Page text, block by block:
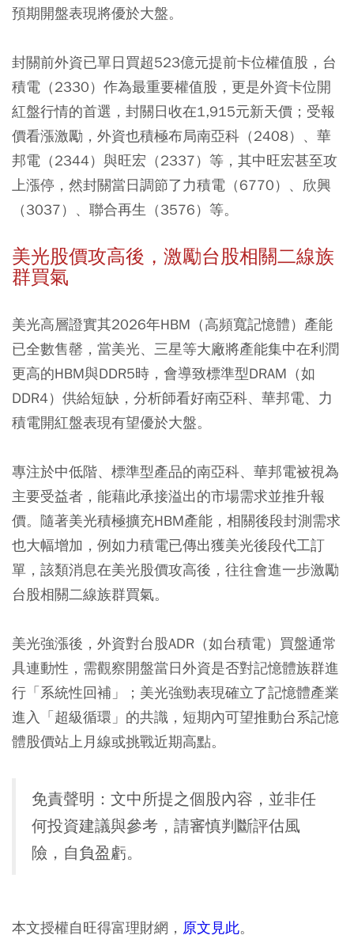
預期開盤表現將優於大盤。
封關前外資已單日買超523億元提前卡位權值股，台
積電（2330）作為最重要權值股，更是外資卡位開
紅盤行情的首選，封關日收在1,915元新天價；受報
價看漲激勵，外資也積極布局南亞科（2408）、華
邦電（2344）與旺宏（2337）等，其中旺宏甚至攻
上漲停，然封關當日調節了力積電（6770）、欣興
（3037）、聯合再生（3576）等。
美光股價攻高後，激勵台股相關二線族
群買氣
美光高層證實其2026年HBM（高頻寬記憶體）產能
已全數售罄，當美光、三星等大廠將產能集中在利潤
更高的HBM與DDR5時，會導致標準型DRAM（如
DDR4）供給短缺，分析師看好南亞科、華邦電、力
積電開紅盤表現有望優於大盤。
專注於中低階、標準型產品的南亞科、華邦電被視為
主要受益者，能藉此承接溢出的市場需求並推升報
價。隨著美光積極擴充HBM產能，相關後段封測需求
也大幅增加，例如力積電已傳出獲美光後段代工訂
單，該類消息在美光股價攻高後，往往會進一步激勵
台股相關二線族群買氣。
美光強漲後，外資對台股ADR（如台積電）買盤通常
具連動性，需觀察開盤當日外資是否對記憶體族群進
行「系統性回補」；美光強勁表現確立了記憶體產業
進入「超級循環」的共識，短期內可望推動台系記憶
體股價站上月線或挑戰近期高點。
免責聲明：文中所提之個股內容，並非任
何投資建議與參考，請審慎判斷評估風
險，自負盈虧。
本文授權自旺得富理財網， 原文見此。